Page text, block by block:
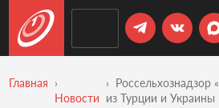
Главная
Новости
Россельхознадзор
из Турции и Украины